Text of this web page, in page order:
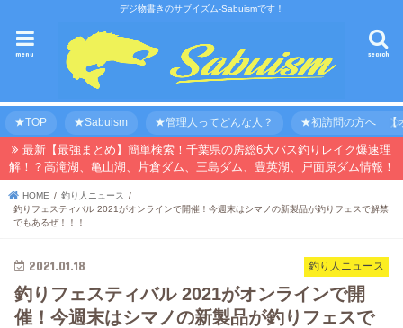
デジ物書きのサブイズム-Sabuismです！
search
menu
★TOP ★Sabuism ★管理人ってどんな人？ ★初訪問の方へ 【
最新【最強まとめ】簡単検索！千葉県の房総6大バス釣りレイク爆速理
解！？高滝湖、亀山湖、片倉ダム、三島ダム、豊英湖、戸面原ダム情報！
HOME
釣り人ニュース
釣りフェスティバル 2021がオンラインで開催！今週末はシマノの新製品が釣りフェスで解禁
でもあるぜ！！！
釣り人ニュース
2021.01.18
釣りフェスティバル 2021がオンラインで開
催！今週末はシマノの新製品が釣りフェスで